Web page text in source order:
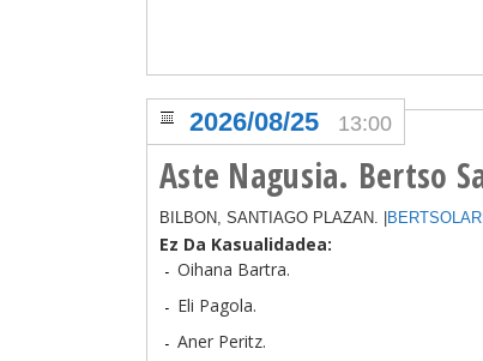
Aste Nagusia. Bertso
2026/08/25 13:00
BILBON, SANTIAGO PLAZAN. |
Ez Da Kasualidadea:
Oihana Bartra.
Eli Pagola.
Aner Peritz.